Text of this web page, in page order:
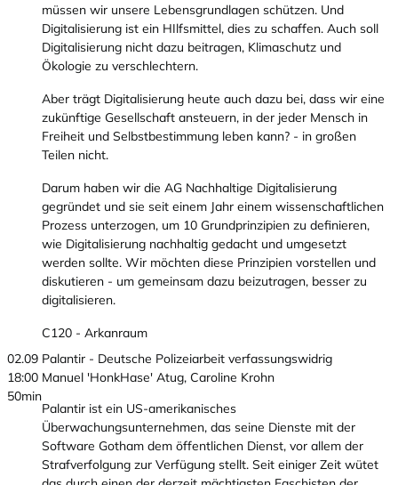
müssen wir unsere Lebensgrundlagen schützen. Und
Digitalisierung ist ein HIlfsmittel, dies zu schaffen. Auch soll
Digitalisierung nicht dazu beitragen, Klimaschutz und
Ökologie zu verschlechtern.
Aber trägt Digitalisierung heute auch dazu bei, dass wir eine
zukünftige Gesellschaft ansteuern, in der jeder Mensch in
Freiheit und Selbstbestimmung leben kann? - in großen
Teilen nicht.
Darum haben wir die AG Nachhaltige Digitalisierung
gegründet und sie seit einem Jahr einem wissenschaftlichen
Prozess unterzogen, um 10 Grundprinzipien zu definieren,
wie Digitalisierung nachhaltig gedacht und umgesetzt
werden sollte. Wir möchten diese Prinzipien vorstellen und
diskutieren - um gemeinsam dazu beizutragen, besser zu
digitalisieren.
C120 - Arkanraum
02.09
18:00
50min
Palantir - Deutsche Polizeiarbeit verfassungswidrig
Manuel 'HonkHase' Atug, Caroline Krohn
Palantir ist ein US-amerikanisches
Überwachungsunternehmen, das seine Dienste mit der
Software Gotham dem öffentlichen Dienst, vor allem der
Strafverfolgung zur Verfügung stellt. Seit einiger Zeit wütet